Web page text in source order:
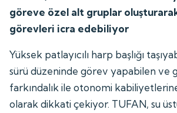
göreve özel alt gruplar
görevleri icra edebiliyor
Yüksek patlayıcılı harp başlığı
sürü düzeninde görev yapabilen ve
farkındalık ile otonomi
olarak dikkati çekiyor. TUFAN, su